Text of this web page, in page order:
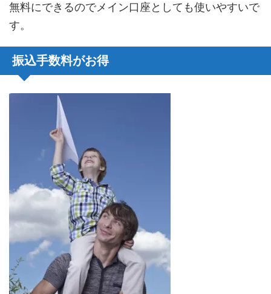
無料にできるのでメイン口座としても使いやすいで
す。
振込手数料がお得